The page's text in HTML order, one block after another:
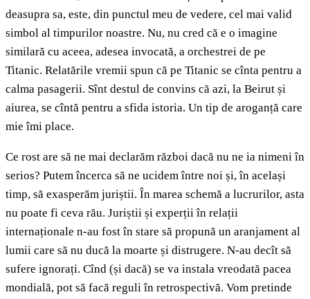
deasupra sa, este, din punctul meu de vedere, cel mai valid
simbol al timpurilor noastre. Nu, nu cred că e o imagine
similară cu aceea, adesea invocată, a orchestrei de pe
Titanic. Relatările vremii spun că pe Titanic se cînta pentru a
calma pasagerii. Sînt destul de convins că azi, la Beirut și
aiurea, se cîntă pentru a sfida istoria. Un tip de aroganță care
mie îmi place.
Ce rost are să ne mai declarăm război dacă nu ne ia nimeni în
serios? Putem încerca să ne ucidem între noi și, în același
timp, să exasperăm juriștii. În marea schemă a lucrurilor, asta
nu poate fi ceva rău. Juriștii și experții în relații
internaționale n-au fost în stare să propună un aranjament al
lumii care să nu ducă la moarte și distrugere. N-au decît să
sufere ignorați. Cînd (și dacă) se va instala vreodată pacea
mondială, pot să facă reguli în retrospectivă. Vom pretinde